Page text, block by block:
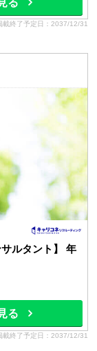
載終了予定日：2037/12/31
ルタント】 年
る
載終了予定日：2037/12/31